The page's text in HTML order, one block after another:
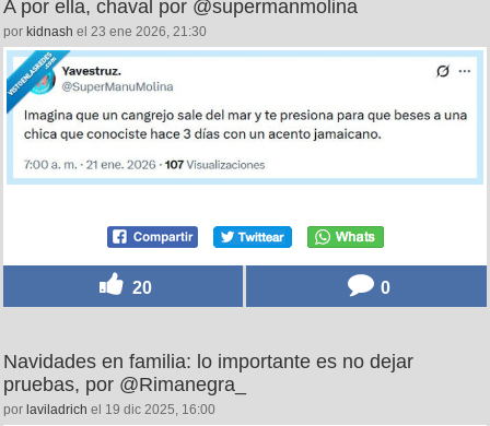
A por ella, chaval por @supermanmolina
por kidnash el 23 ene 2026, 21:30
20 0
Navidades en familia: lo importante es no dejar
pruebas, por @Rimanegra_
por laviladrich el 19 dic 2025, 16:00